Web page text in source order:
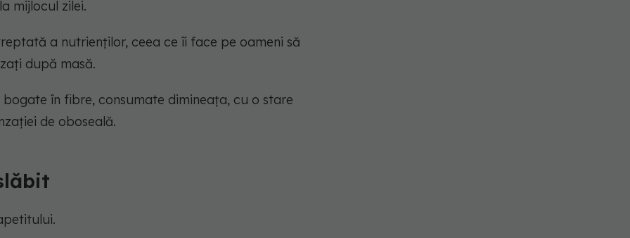
mijlocul zilei.
a nutrienților, ceea ce îi face pe oameni să
după masă.
în fibre, consumate dimineața, cu o stare
de oboseală.